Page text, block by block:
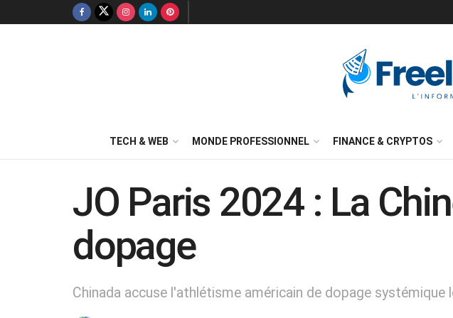
TECH & WEB MONDE PROFESSIONNEL FINANCE & CRYPTOS
JO Paris 2024 : La
dopage
Chinada accuse l'athlétisme américain de dopage systémique